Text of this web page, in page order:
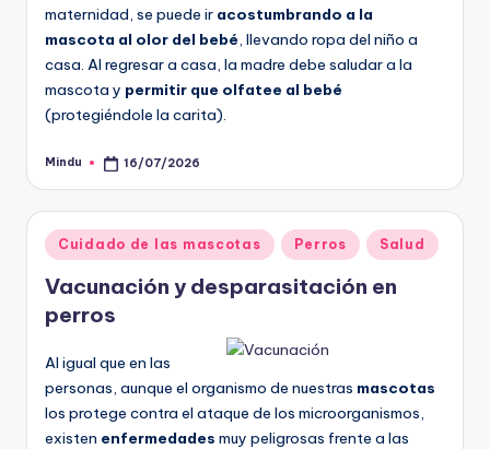
maternidad, se puede ir acostumbrando a la
mascota al olor del bebé, llevando ropa del niño a
casa. Al regresar a casa, la madre debe saludar a la
mascota y permitir que olfatee al bebé
(protegiéndole la carita).
Publicado
Mindu 16/07/2026
Publicado
en
Cuidado de las mascotas Perros Salud
Vacunación y desparasitación en
perros
Al igual que en las
personas, aunque el organismo de nuestras mascotas
los protege contra el ataque de los microorganismos,
existen enfermedades muy peligrosas frente a las